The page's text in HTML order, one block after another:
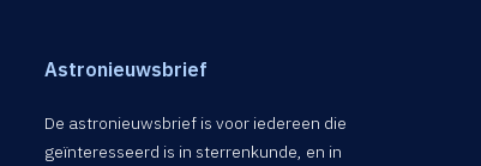
Astronieuwsbrief
De astronieuwsbrief is voor iedereen die
geïnteresseerd is in sterrenkunde, en in